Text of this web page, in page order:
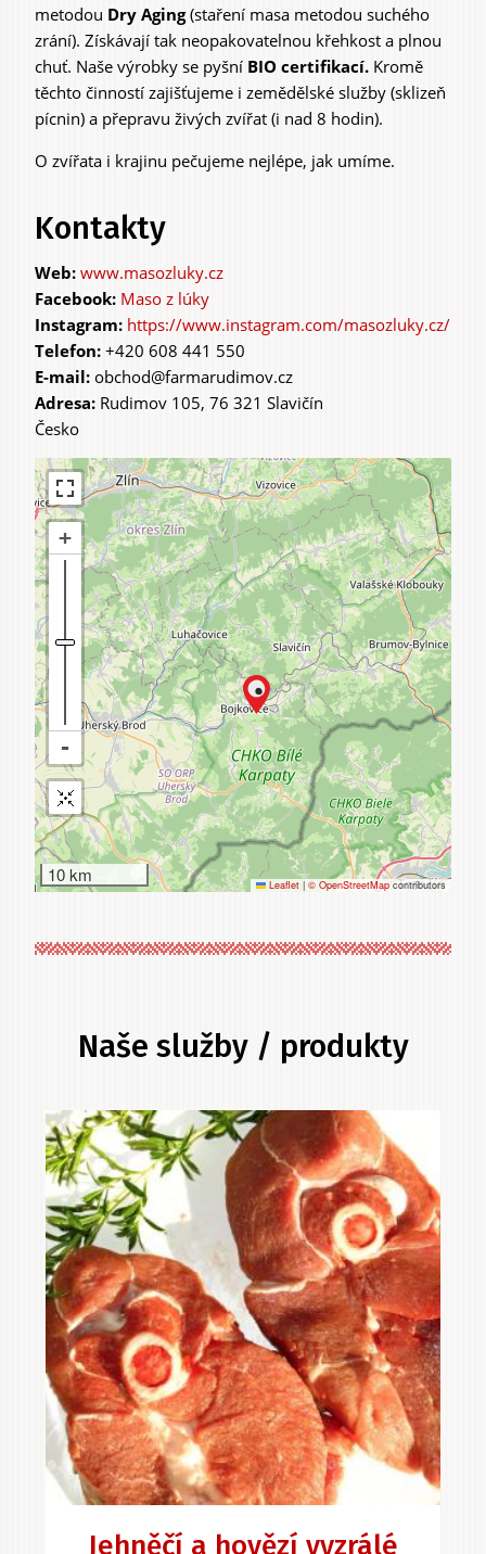
metodou Dry Aging(staření masa metodou suchého
zrání). Získávají tak neopakovatelnou křehkost a plnou
chuť. Naše výrobky se pyšní BIO certifikací. Kromě
těchto činností zajišťujeme i zemědělské služby (sklizeň
pícnin) a přepravu živých zvířat (i nad 8 hodin).
O zvířata i krajinu pečujeme nejlépe, jak umíme.
Kontakty
www.masozluky.cz
Maso z lúky
https://www.instagram.com/masozluky.cz/
Telefon: +420 608 441 550
E-mail: obchod@farmarudimov.cz
Adresa: Rudimov 105, 76 321 Slavičín
Česko
10 km Leaflet | © OpenStreetMapcontributors
Naše služby / produkty
Jehněčí a hovězí vyzrálé